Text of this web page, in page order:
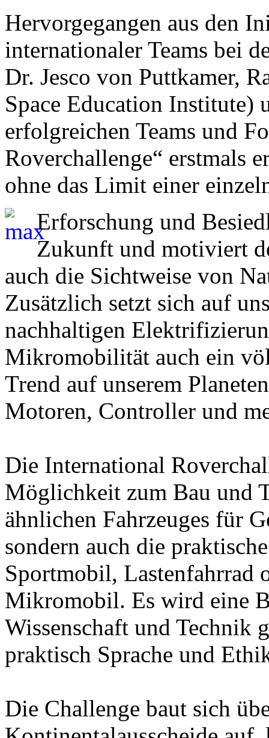
Hervorgegangen aus den
internationaler Teams bei
Dr. Jesco von Puttkamer,
Space Education Institute)
erfolgreichen Teams und
Roverchallenge“ erstmals
ohne das Limit einer
Erforschung und
Zukunft und motiviert
auch die Sichtweise von
Zusätzlich setzt sich auf
nachhaltigen
Mikromobilität auch ein
Trend auf unserem
Motoren, Controller und
Die International
Möglichkeit zum Bau und
ähnlichen Fahrzeuges für
sondern auch die
Sportmobil, Lastenfahrrad
Mikromobil. Es wird eine
Wissenschaft und Technik
praktisch Sprache und
Die Challenge baut sich